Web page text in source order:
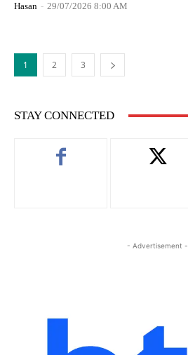
Hasan - 29/07/2026 8:00 AM
1 2 3
STAY CONNECTED
- Advertisement -